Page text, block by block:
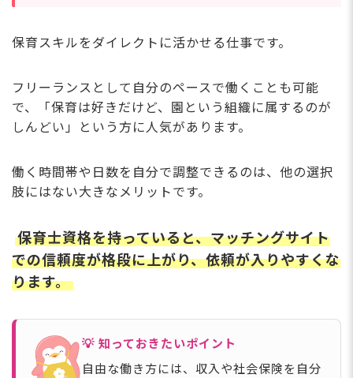
保育スキルをダイレクトに活かせる仕事です。
フリーランスとして自分のペースで働くことも可能
で、「保育は好きだけど、園という組織に属するのが
しんどい」という方に人気があります。
働く時間帯や日数を自分で調整できるのは、他の選択
肢にはない大きなメリットです。
保育士資格を持っていると、マッチングサイト
での信頼度が格段に上がり、依頼が入りやすくな
ります。
💡 知っておきたいポイント
自由な働き方には、収入や社会保険を自分